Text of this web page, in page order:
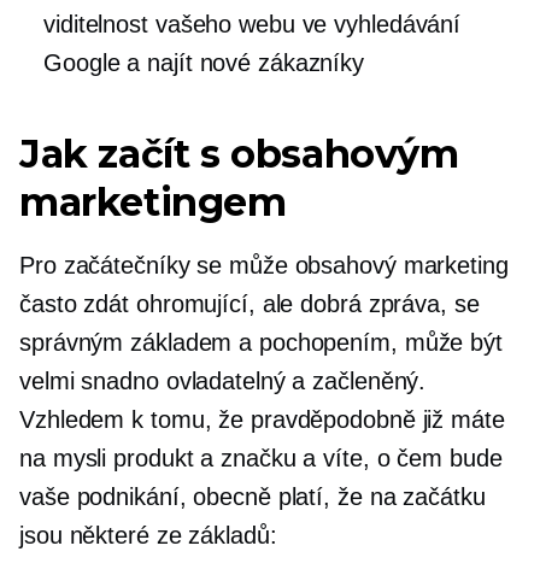
viditelnost vašeho webu ve vyhledávání
Google a najít nové zákazníky
Jak začít s obsahovým
marketingem
Pro začátečníky se může obsahový marketing
často zdát ohromující, ale dobrá zpráva, se
správným základem a pochopením, může být
velmi snadno ovladatelný a začleněný.
Vzhledem k tomu, že pravděpodobně již máte
na mysli produkt a značku a víte, o čem bude
vaše podnikání, obecně platí, že na začátku
jsou některé ze základů: